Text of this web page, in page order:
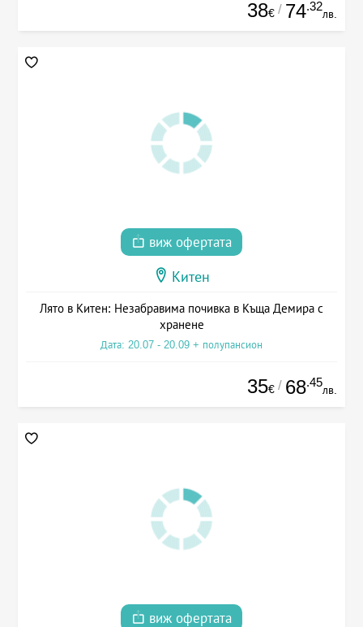
38€ / 74.32
лв.
виж офертата
Китен
Лято в Китен: Незабравима почивка в Къща Демира с
хранене
Дата: 20.07 - 20.09 + полупансион
35€ / 68.45
лв.
виж офертата